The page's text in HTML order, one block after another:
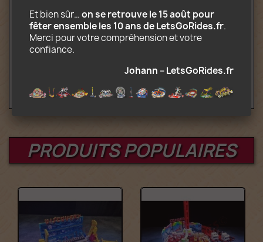
En option (Kit complet motorisé) :
Moteur et boitier à piles compatibles
Lego Power Function
PRODUITS POPULAIRES
Et bien sûr… on se retrouve le 15 août pour
fêter ensemble les 10 ans de LetsGoRides.fr.
Merci pour votre compréhension et votre
confiance.
Johann – LetsGoRides.fr